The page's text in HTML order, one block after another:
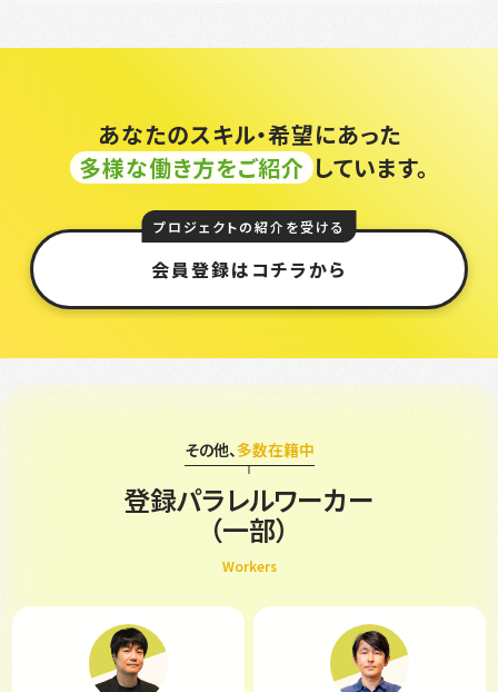
あなたのスキル・希望にあった
多様な働き方をご紹介 しています。
プロジェクトの紹介を受ける
会員登録はコチラから
その他、多数在籍中
登録パラレルワーカー
（一部）
Workers